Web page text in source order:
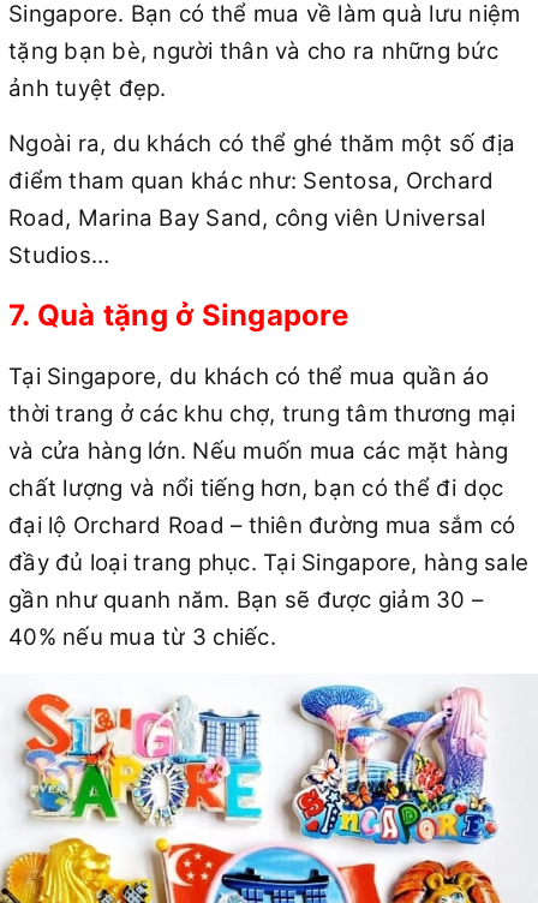
Singapore. Bạn có thể mua về làm quà lưu niệm
tặng bạn bè, người thân và cho ra những bức
ảnh tuyệt đẹp.
Ngoài ra, du khách có thể ghé thăm một số địa
điểm tham quan khác như: Sentosa, Orchard
Road, Marina Bay Sand, công viên Universal
Studios…
7. Quà tặng ở Singapore
Tại Singapore, du khách có thể mua quần áo
thời trang ở các khu chợ, trung tâm thương mại
và cửa hàng lớn. Nếu muốn mua các mặt hàng
chất lượng và nổi tiếng hơn, bạn có thể đi dọc
đại lộ Orchard Road – thiên đường mua sắm có
đầy đủ loại trang phục. Tại Singapore, hàng sale
gần như quanh năm. Bạn sẽ được giảm 30 –
40% nếu mua từ 3 chiếc.